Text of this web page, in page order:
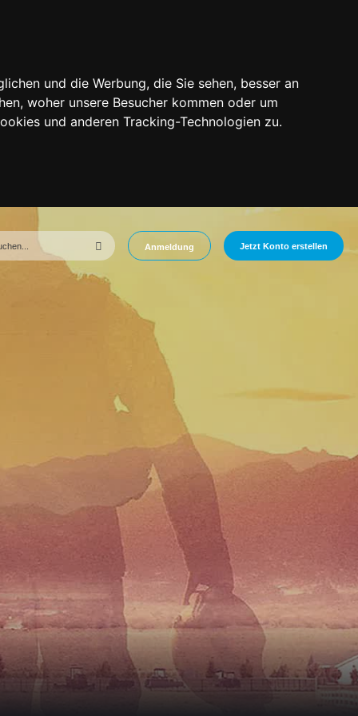
und die Werbung, die Sie sehen, besser an
woher unsere Besucher kommen oder um
und anderen Tracking-Technologien zu.
Anmeldung Jetzt Konto erstellen